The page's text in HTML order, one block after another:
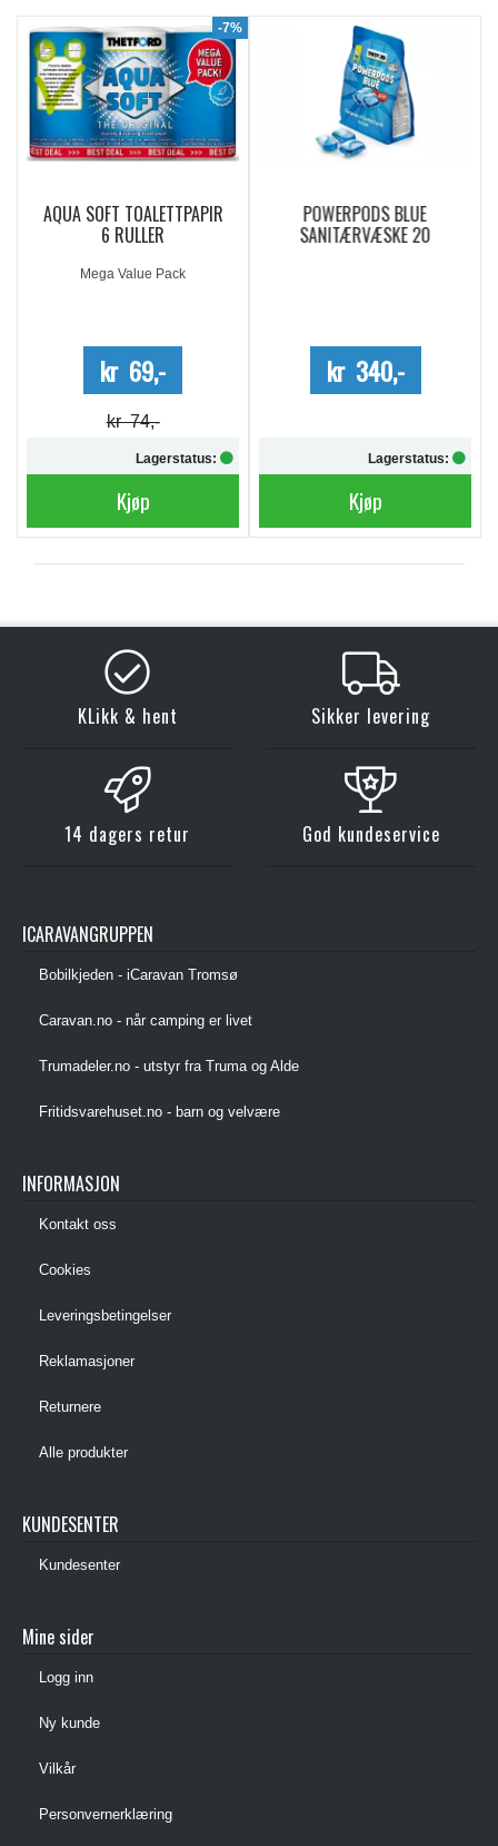
-7%
AQUA SOFT TOALETTPAPIR
6 RULLER
Mega Value Pack
kr 69,-
kr 74,-
Lagerstatus:
Kjøp
POWERPODS BLUE
SANITÆRVÆSKE 20
kr 340,-
Lagerstatus:
Kjøp
KLikk & hent Sikker levering
14 dagers retur God kundeservice
ICARAVANGRUPPEN
Bobilkjeden - iCaravan Tromsø
Caravan.no - når camping er livet
Trumadeler.no - utstyr fra Truma og Alde
Fritidsvarehuset.no - barn og velvære
INFORMASJON
Kontakt oss
Cookies
Leveringsbetingelser
Reklamasjoner
Returnere
Alle produkter
KUNDESENTER
Kundesenter
Mine sider
Logg inn
Ny kunde
Vilkår
Personvernerklæring